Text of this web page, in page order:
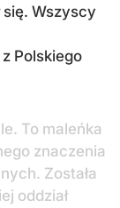
się. Wszyscy
Polskiego
To maleńka
znaczenia
Została
oddział